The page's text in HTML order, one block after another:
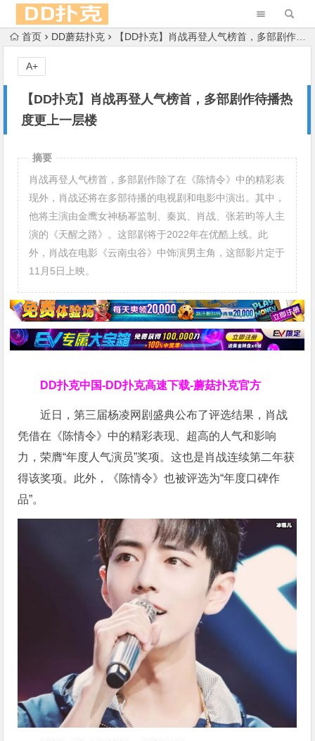
首页 DD蘑菇扑克 【DD扑克】肖战再登人气榜首，多部剧作待播热度更上一层楼
【DD扑克】肖战再登人气榜首，多部剧作待播热
度更上一层楼
A+
摘要
肖战再登人气榜首，多部剧作除了在《陈情令》中的精彩表
现外，肖战还将在多部待播的电视剧和电影中演出。其中，
他将主演由金鹰女神杨幂监制、秦岚、肖战、张若昀等人主
演的《天醒之路》。这部剧将于2022年在优酷上线。此
外，肖战在电影《云南虫谷》中饰演男主角，这部影片定于
11月5日上映。
DD扑克中国-DD扑克高速下载-蘑菇扑克官方
近日，第三届杨凌网剧盛典公布了评选结果，肖战
凭借在《陈情令》中的精彩表现、超高的人气和影响
力，荣膺“年度人气演员”奖项。这也是肖战连续第二年获
得该奖项。此外，《陈情令》也被评选为“年度口碑作
品”。